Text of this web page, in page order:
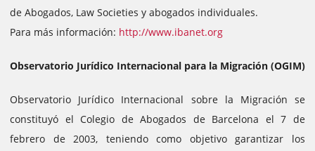
de Abogados, Law Societies y abogados individuales.
Para más información: http://www.ibanet.org
Observatorio Jurídico Internacional para la Migración (OGIM)
Observatorio Jurídico Internacional sobre la Migración se
constituyó el Colegio de Abogados de Barcelona el 7 de
febrero de 2003, teniendo como objetivo garantizar los